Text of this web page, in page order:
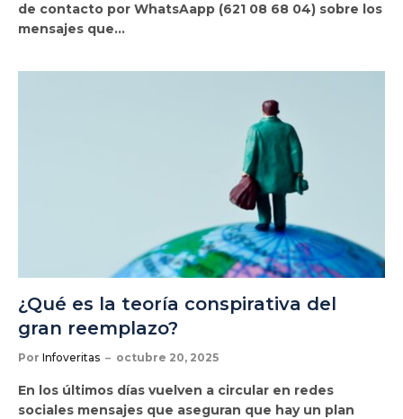
de contacto por WhatsAapp (621 08 68 04) sobre los
mensajes que…
¿Qué es la teoría conspirativa del
gran reemplazo?
Por Infoveritas octubre 20, 2025
En los últimos días vuelven a circular en redes
sociales mensajes que aseguran que hay un plan